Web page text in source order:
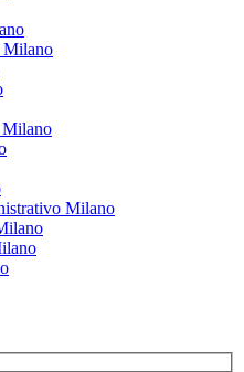
Milano
Milano
Milano